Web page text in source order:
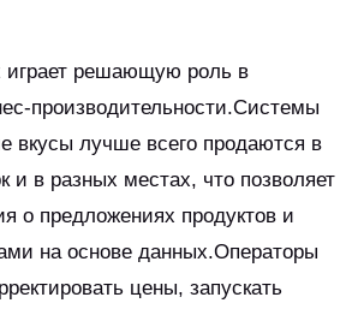
играет решающую роль в
производительности.Системы
вкусы лучше всего продаются в
и в разных местах, что позволяет
о предложениях продуктов и
на основе данных.Операторы
цены, запускать